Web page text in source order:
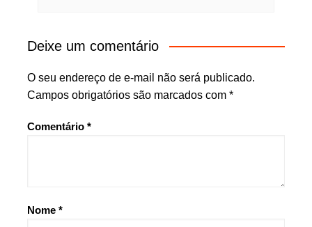
Deixe um comentário
O seu endereço de e-mail não será publicado.
Campos obrigatórios são marcados com *
Comentário *
Nome *